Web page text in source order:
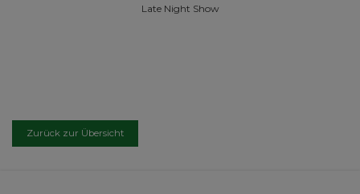
Zurück zur Übersicht
Late Night Show